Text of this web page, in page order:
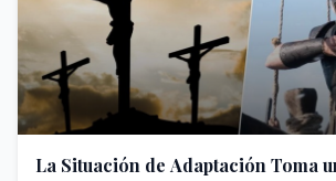
La Situación de Adaptación Toma